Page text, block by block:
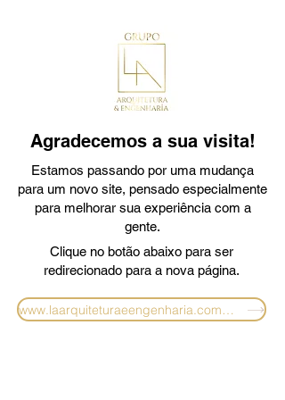
Agradecemos a sua visita!
Estamos passando por uma mudança
para um novo site, pensado especialmente
para melhorar sua experiência com a
gente.
Clique no botão abaixo para ser
redirecionado para a nova página.
www.laarquiteturaeengenharia.com.br